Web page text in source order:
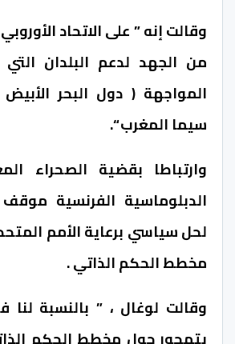
وقالت إنه ” على الاتحاد
من الجهد لدعم البلدان
المواجهة ( دول البحر
سيما المغرب “.
وارتباطا بقضية الصحراء
الدبلوماسية الفرنسية موقف
لحل سياسي برعاية الأمم
مخطط الحكم الذاتي .
وقالت لوغال ، ” بالنسبة لنا
يتمحور حول مخطط الحكم